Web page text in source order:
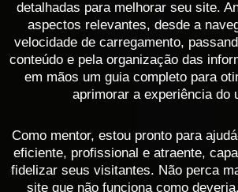
detalhadas para melhorar seu site.
aspectos relevantes, desde a
velocidade de carregamento,
conteúdo e pela organização das
em mãos um guia completo para
aprimorar a experiência do
Como mentor, estou pronto para
eficiente, profissional e atraente,
fidelizar seus visitantes. Não perca
site que não funciona como